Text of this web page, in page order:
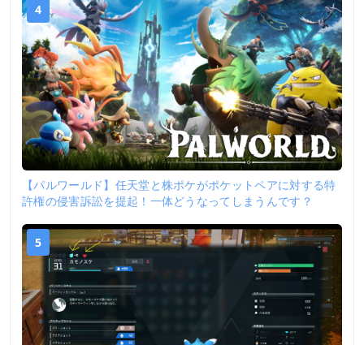
4
【パルワールド】任天堂と株ポケがポケットペアに対する特
許権の侵害訴訟を提起！一体どうなってしまうんです？
5